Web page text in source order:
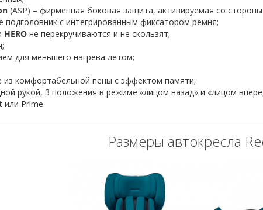
(ASP) – фирменная боковая защита, активируемая со
подголовник с интегрированным фиксатором ремня;
HERO не перекручиваются и не скользят;
для меньшего нагрева летом;
из комфортабельной пены с эффектом памяти;
рукой, 3 положения в режиме «лицом назад» и «лицом
или Prime.
Размеры автокресла